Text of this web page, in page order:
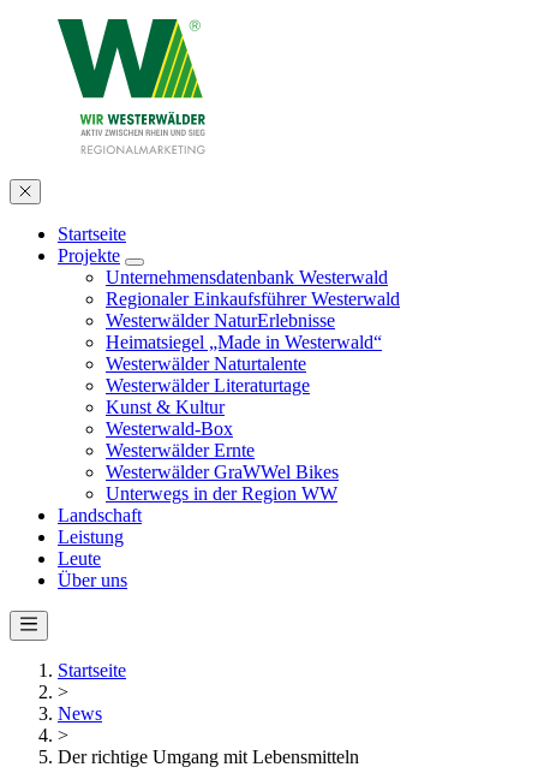
Startseite
Projekte
Unternehmensdatenbank Westerwald
Regionaler Einkaufsführer Westerwald
Westerwälder NaturErlebnisse
Heimatsiegel „Made in Westerwald“
Westerwälder Naturtalente
Westerwälder Literaturtage
Kunst & Kultur
Westerwald-Box
Westerwälder Ernte
Westerwälder GraWWel Bikes
Unterwegs in der Region WW
Landschaft
Leistung
Leute
Über uns
Startseite
>
News
>
Der richtige Umgang mit Lebensmitteln